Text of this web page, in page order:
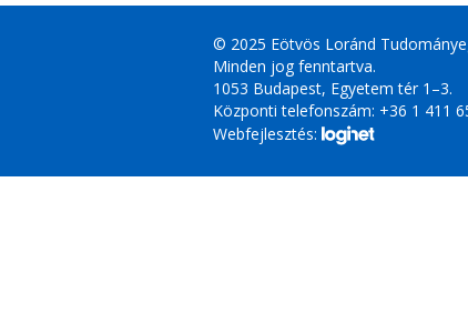
© 2025 Eötvös Loránd
Minden jog fenntartva.
1053 Budapest, Egyetem tér 1–3.
Központi telefonszám: +36 1 411
Webfejlesztés: